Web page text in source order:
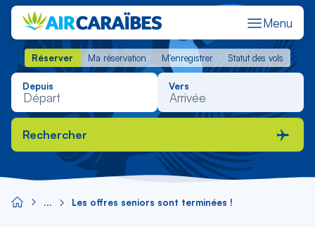
Menu
Réserver Ma réservation M'enregistrer Statut des vols
Réserver Ma réservation M'enregistrer Statut des vols
Depuis Vers
Rechercher
Les offres seniors sont terminées !